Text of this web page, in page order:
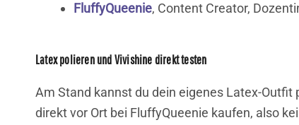
FluffyQueenie, Content Creator,
Latex polieren und Vivishine direkt testen
Am Stand kannst du dein eigenes Latex-
direkt vor Ort bei FluffyQueenie kaufen, also